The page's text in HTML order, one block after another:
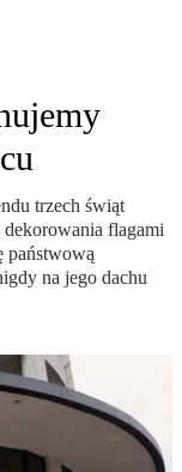
trzech świąt
flagami
państwową
na jego dachu